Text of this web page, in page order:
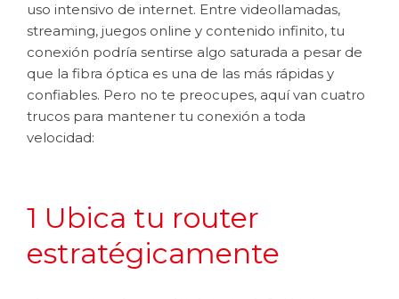
uso intensivo de internet. Entre videollamadas,
streaming, juegos online y contenido infinito, tu
conexión podría sentirse algo saturada a pesar de
que la fibra óptica es una de las más rápidas y
confiables. Pero no te preocupes, aquí van cuatro
trucos para mantener tu conexión a toda
velocidad:
1 Ubica tu router
estratégicamente